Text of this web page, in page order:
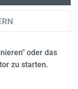
oder das
zu starten.